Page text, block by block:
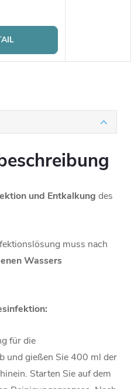
und Entkalkung des
muss nach
Wassers
für die
und gießen Sie 400 ml der
Starten Sie auf dem